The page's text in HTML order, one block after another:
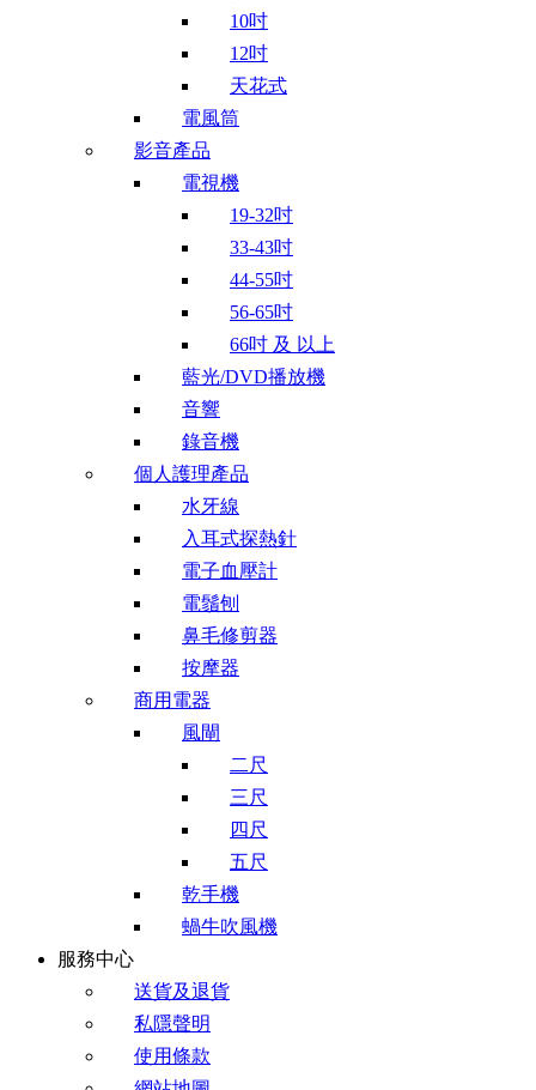
10吋
12吋
天花式
電風筒
影音產品
電視機
19-32吋
33-43吋
44-55吋
56-65吋
66吋 及 以上
藍光/DVD播放機
音響
錄音機
個人護理產品
水牙線
入耳式探熱針
電子血壓計
電鬚刨
鼻毛修剪器
按摩器
商用電器
風閘
二尺
三尺
四尺
五尺
乾手機
蝸牛吹風機
服務中心
送貨及退貨
私隱聲明
使用條款